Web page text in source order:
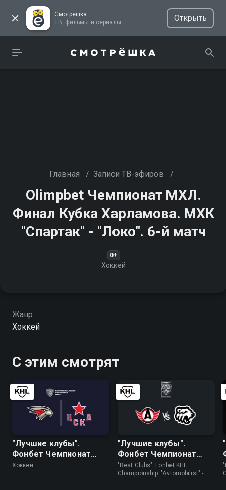
Смотрёшка
ТВ, фильмы и сериалы
Открыть
Главная / Записи ТВ-эфиров /
Olimpbet Чемпионат МХЛ.
Финал Кубка Харламова. МХК
"Спартак" - "Локо". 6-й матч
0+
Хоккей
Жанр
Хоккей
С этим смотрят
"Лучшие клубы".
Фонбет Чемпионат
КХЛ. "Авангард" - ЦСКА
Хоккей
"Лучшие клубы".
Фонбет Чемпионат
КХЛ. "Автомобилист" -
"Трактор"
"Best Clubs". Fonbet KHL
Championship. "Avtomobilist" -